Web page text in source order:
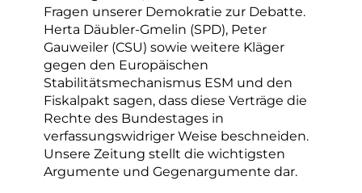
Fragen unserer Demokratie zur Debatte.
Herta Däubler-Gmelin (SPD), Peter
Gauweiler (CSU) sowie weitere Kläger
gegen den Europäischen
Stabilitätsmechanismus ESM und den
Fiskalpakt sagen, dass diese Verträge die
Rechte des Bundestages in
verfassungswidriger Weise beschneiden.
Unsere Zeitung stellt die wichtigsten
Argumente und Gegenargumente dar.